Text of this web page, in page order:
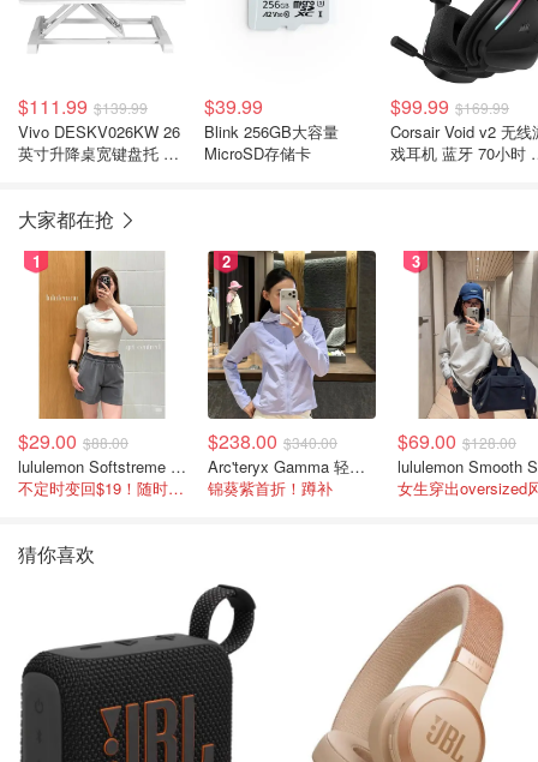
$111.99 $139.99
Vivo DESKV026KW 26
英寸升降桌宽键盘托 白
$39.99
Blink 256GB大容量
MicroSD存储卡
$99.99 $169.99
Corsair Void v2 无线
戏耳机 蓝牙 70小时
大家都在抢
1
$29.00 $88.00
lululemon Softstreme 女士高腰短裤 10cm
不定时变回$19！随时点进来看
2
$238.00 $340.00
Arc'teryx Gamma 轻量连帽卫衣 女款
锦葵紫首折！蹲补
3
$69.00 $128.00
女生穿出oversized
猜你喜欢